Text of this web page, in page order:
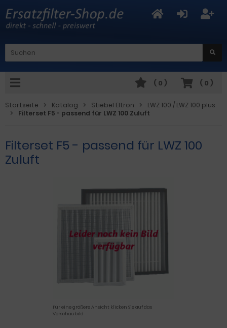
( 0 )
( 0 )
Startseite Katalog Stiebel Eltron
LWZ 100 / LWZ 100 plus
Filterset F5 - passend für LWZ 100 Zuluft
Filterset F5 - passend für LWZ 100
Zuluft
Für eine größere Ansicht klicken Sie auf das
Vorschaubild